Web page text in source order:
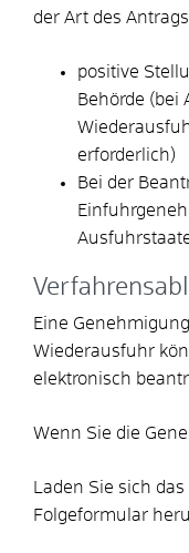
der Art des Antrags.
positive
Behörde (bei
erforderlich)
Bei der
Eine
Wiederausfuhr
elektronisch
Wenn Sie die
Laden Sie sich
Folgeformular